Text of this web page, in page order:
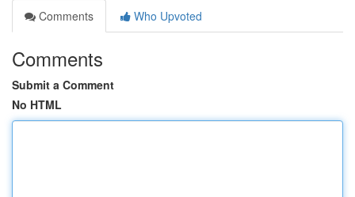
Comments
Who Upvoted
Comments
Submit a Comment
No HTML